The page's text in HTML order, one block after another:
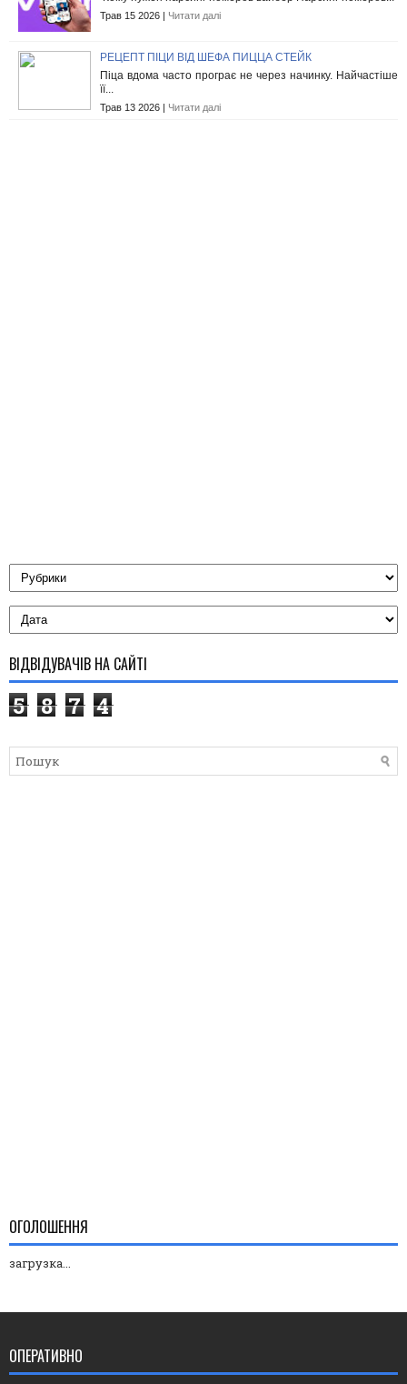
Трав 15 2026 | Читати далі
РЕЦЕПТ ПІЦИ ВІД ШЕФА ПИЦЦА СТЕЙК
Піца вдома часто програє не через начинку. Найчастіше
її...
Трав 13 2026 | Читати далі
ВІДВІДУВАЧІВ НА САЙТІ
5 8 7 4
ОГОЛОШЕННЯ
загрузка...
ОПЕРАТИВНО